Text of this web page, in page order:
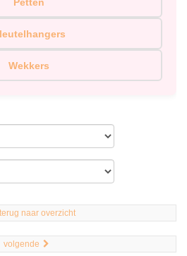
Wekkers
terug naar overzicht
volgende